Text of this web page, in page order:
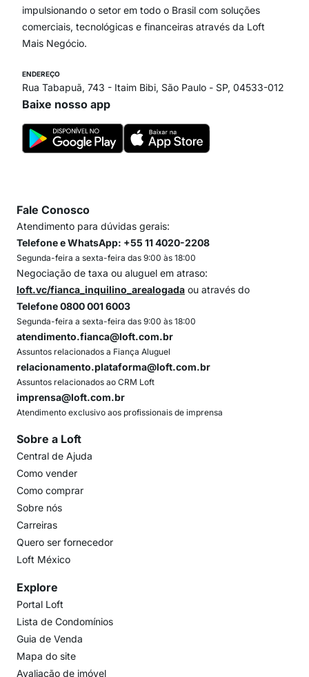
Itaim Bibi
impulsionando o setor em todo o Brasil com soluções
comerciais, tecnológicas e financeiras através da Loft
Mais Negócio.
ENDEREÇO
Rua Tabapuã, 743 - Itaim Bibi, São Paulo - SP, 04533-012
Baixe nosso app
Fale Conosco
Atendimento para dúvidas gerais:
Telefone e WhatsApp: +55 11 4020-2208
Segunda-feira a sexta-feira das 9:00 às 18:00
Negociação de taxa ou aluguel em atraso:
loft.vc/fianca_inquilino_arealogada ou através do
Telefone 0800 001 6003
Segunda-feira a sexta-feira das 9:00 às 18:00
atendimento.fianca@loft.com.br
Assuntos relacionados a Fiança Aluguel
relacionamento.plataforma@loft.com.br
Assuntos relacionados ao CRM Loft
imprensa@loft.com.br
Atendimento exclusivo aos profissionais de imprensa
Sobre a Loft
Central de Ajuda
Como vender
Como comprar
Sobre nós
Carreiras
Quero ser fornecedor
Loft México
Explore
Portal Loft
Lista de Condomínios
Guia de Venda
Mapa do site
Avaliação de imóvel